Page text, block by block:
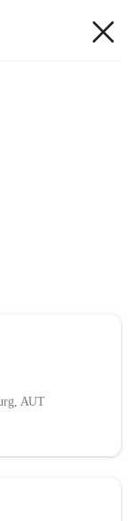
AUT